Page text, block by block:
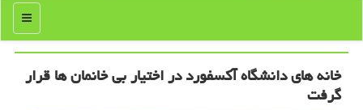
منو
خانه های دانشگاه آكسفورد در اختیار بی خانمان ها قرار
گرفت